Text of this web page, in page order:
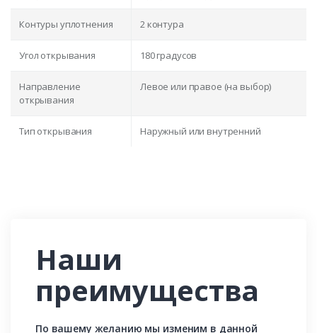
Контуры уплотнения 2 контура
Угол открывания 180 градусов
Направление
открывания
Левое или правое (на выбор)
Тип открывания Наружный или внутренний
Наши
преимущества
По вашему желанию мы изменим в данной